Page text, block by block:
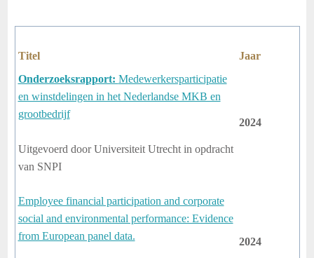
Titel
Jaar
Onderzoeksrapport: Medewerkersparticipatie
en winstdelingen in het Nederlandse MKB en
grootbedrijf
Uitgevoerd door Universiteit Utrecht in opdracht
van SNPI
2024
Employee financial participation and corporate
social and environmental performance: Evidence
from European panel data.
2024